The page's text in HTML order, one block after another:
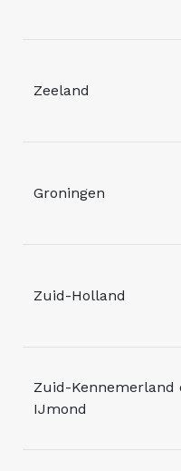
Zeeland
Groningen
Zuid-Holland
Zuid-Kennemerland
IJmond